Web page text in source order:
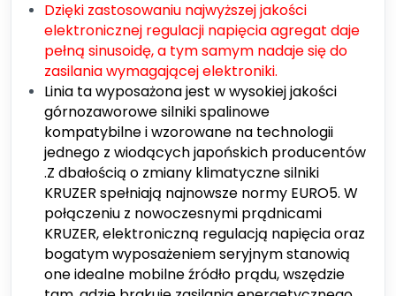
Dzięki zastosowaniu najwyższej jakości
elektronicznej regulacji napięcia agregat daje
pełną sinusoidę, a tym samym nadaje się do
zasilania wymagającej elektroniki.
Linia ta wyposażona jest w wysokiej jakości
górnozaworowe silniki spalinowe
kompatybilne i wzorowane na technologii
jednego z wiodących japońskich producentów
.Z dbałością o zmiany klimatyczne silniki
KRUZER spełniają najnowsze normy EURO5. W
połączeniu z nowoczesnymi prądnicami
KRUZER, elektroniczną regulacją napięcia oraz
bogatym wyposażeniem seryjnym stanowią
one idealne mobilne źródło prądu, wszędzie